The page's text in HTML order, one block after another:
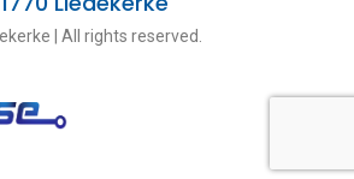
| All rights reserved.